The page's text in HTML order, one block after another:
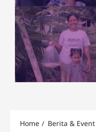
Home Berita & Event